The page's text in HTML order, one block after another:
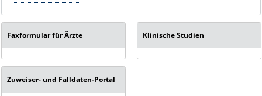
Faxformular für Ärzte Klinische Studien
Zuweiser- und Falldaten-Portal